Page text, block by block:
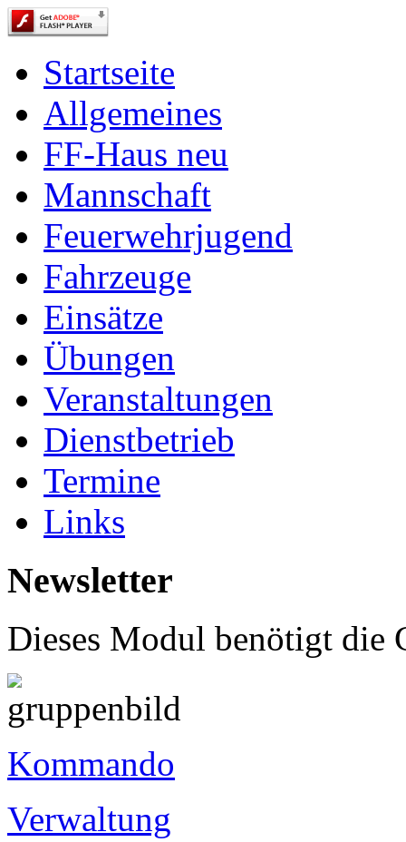
Startseite
Allgemeines
FF-Haus neu
Mannschaft
Feuerwehrjugend
Fahrzeuge
Einsätze
Übungen
Veranstaltungen
Dienstbetrieb
Termine
Links
Newsletter
Dieses Modul benötigt die
Kommando
Verwaltung